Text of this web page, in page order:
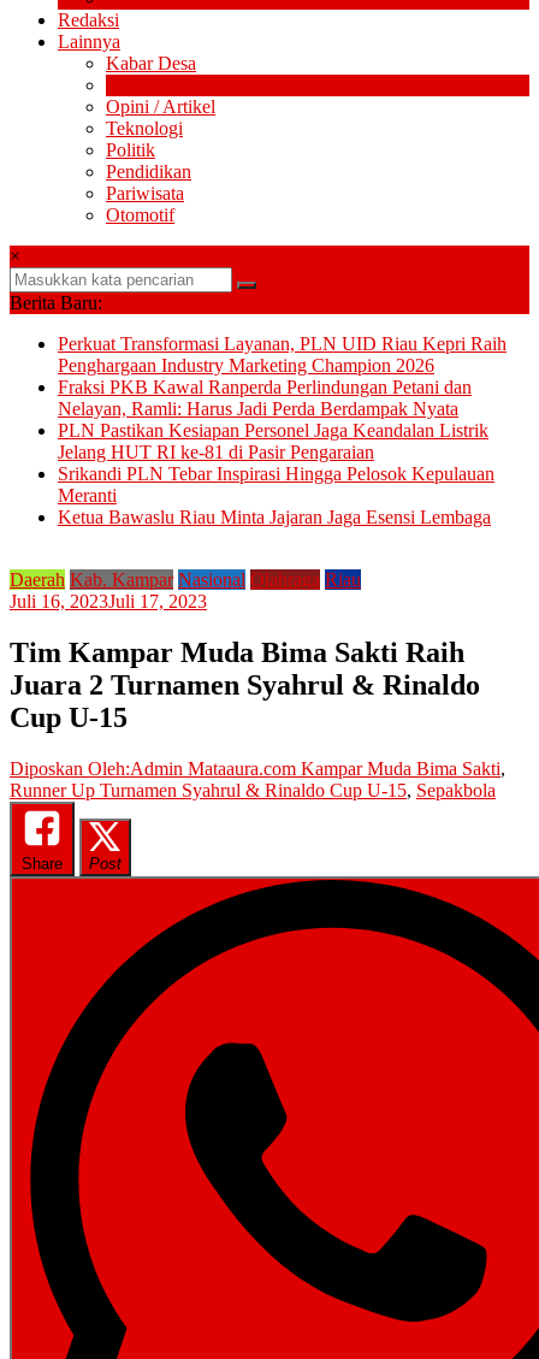
Redaksi
Lainnya
Kabar Desa
Opini / Artikel
Teknologi
Politik
Pendidikan
Pariwisata
Otomotif
×
Berita Baru:
Perkuat Transformasi Layanan, PLN UID Riau Kepri Raih
Penghargaan Industry Marketing Champion 2026
Fraksi PKB Kawal Ranperda Perlindungan Petani dan
Nelayan, Ramli: Harus Jadi Perda Berdampak Nyata
PLN Pastikan Kesiapan Personel Jaga Keandalan Listrik
Jelang HUT RI ke-81 di Pasir Pengaraian
Srikandi PLN Tebar Inspirasi Hingga Pelosok Kepulauan
Meranti
Ketua Bawaslu Riau Minta Jajaran Jaga Esensi Lembaga
Daerah Kab. Kampar Nasional Olahraga Riau
Juli 16, 2023Juli 17, 2023
Tim Kampar Muda Bima Sakti Raih
Juara 2 Turnamen Syahrul & Rinaldo
Cup U-15
Diposkan Oleh:Admin Mataaura.com Kampar Muda Bima Sakti,
Runner Up Turnamen Syahrul & Rinaldo Cup U-15, Sepakbola
Share Post